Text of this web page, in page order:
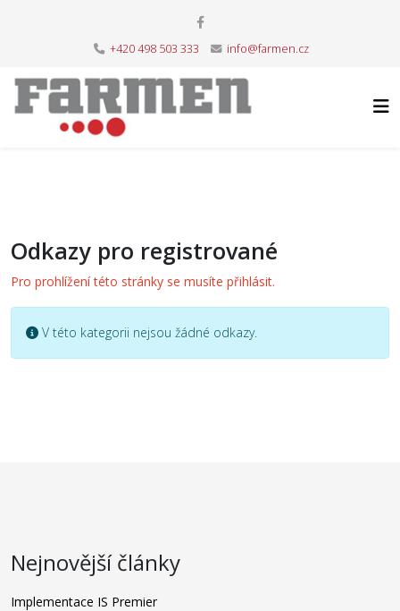
+420 498 503 333 info@farmen.cz
Odkazy pro registrované
Pro prohlížení této stránky se musíte přihlásit.
Informace
V této kategorii nejsou žádné odkazy.
Nejnovější články
Implementace IS Premier